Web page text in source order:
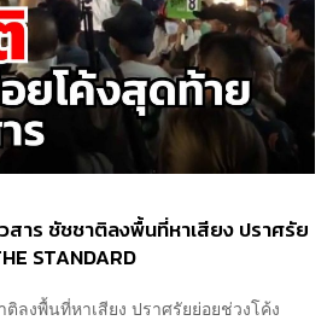
าร ชัชชาติลงพื้นที่หาเสียง ปราศรัย
STANDARD
ลงพื้นที่หาเสียง ปราศรัยย่อยช่วงโค้ง